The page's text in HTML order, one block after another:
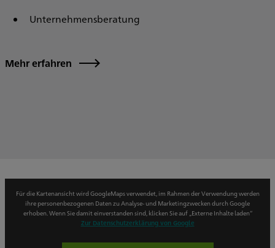
Unternehmensberatung
Mehr erfahren
Für die Kartenansicht wird GoogleMaps verwendet, im Rahmen der Verwendung werden
ihre personenbezogenen Daten zu Analyse- und Marketingzwecken durch Google
erhoben. Wenn Sie damit einverstanden sind, klicken Sie auf „Externe Inhalte laden“
Zur Datenschutzerklärung von Google